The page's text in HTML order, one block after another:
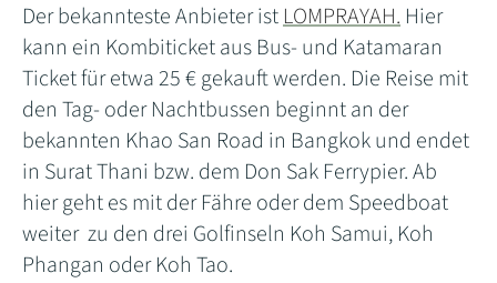
Der bekannteste Anbieter istLOMPRAYAH. Hier
kann ein Kombiticket aus Bus- und Katamaran
Ticket für etwa 25 € gekauft werden. Die Reise mit
den Tag- oder Nachtbussen beginnt an der
bekannten Khao San Road in Bangkok und endet
in Surat Thani bzw. dem Don Sak Ferrypier. Ab
hier geht es mit der Fähre oder dem Speedboat
weiter zu den drei Golfinseln Koh Samui, Koh
Phangan oder Koh Tao.